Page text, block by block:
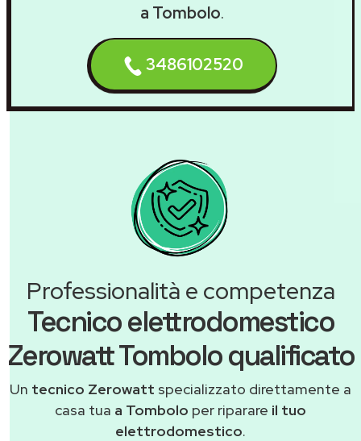
a Tombolo.
3486102520
Professionalità e competenza
Tecnico elettrodomestico
Zerowatt Tombolo qualificato
Un tecnico Zerowatt specializzato direttamente a
casa tua a Tombolo per riparare il tuo
elettrodomestico.